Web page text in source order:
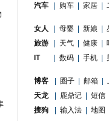
汽车
购车 家居
女人 母婴 新娘
旅游
天气 健康
IT
数码 手机
博客 圈子 邮箱
天龙
鹿鼎记
短信
搜狗
输入法 地图